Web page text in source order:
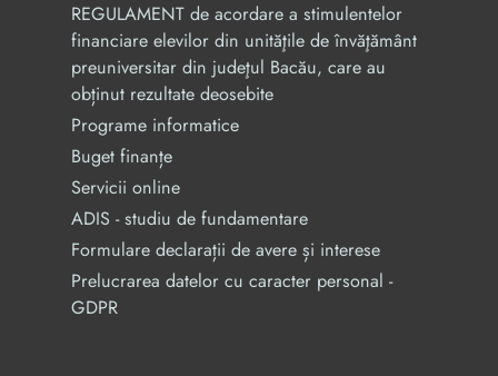
REGULAMENT de acordare a stimulentelor
financiare elevilor din unităţile de învăţământ
preuniversitar din judeţul Bacău, care au
obținut rezultate deosebite
Programe informatice
Buget finanțe
Servicii online
ADIS - studiu de fundamentare
Formulare declarații de avere și interese
Prelucrarea datelor cu caracter personal -
GDPR